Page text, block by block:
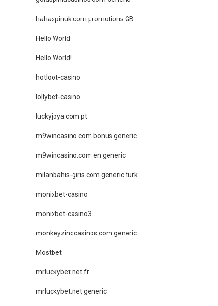
hahaspinuk.com promotions GB
Hello World
Hello World!
hotloot-casino
lollybet-casino
luckyjoya.com pt
m9wincasino.com bonus generic
m9wincasino.com en generic
milanbahis-giris.com generic turk
monixbet-casino
monixbet-casino3
monkeyzinocasinos.com generic
Mostbet
mrluckybet.net fr
mrluckybet.net generic